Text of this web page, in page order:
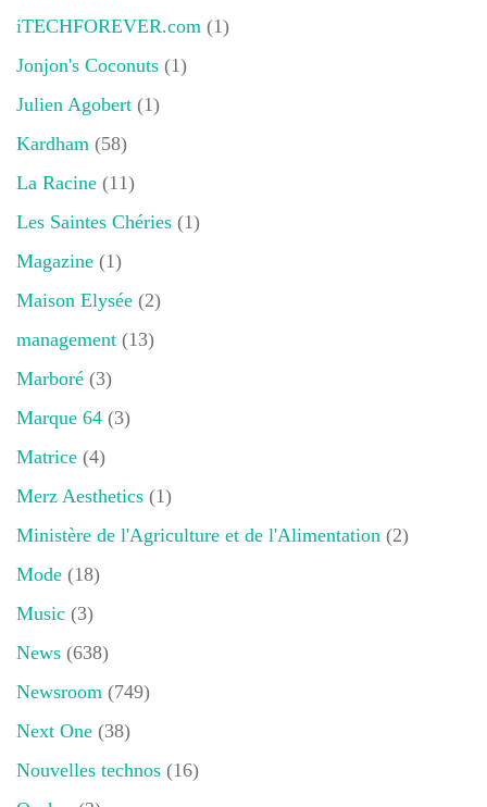
iTECHFOREVER.com (1)
Jonjon's Coconuts (1)
Julien Agobert (1)
Kardham (58)
La Racine (11)
Les Saintes Chéries (1)
Magazine (1)
Maison Elysée (2)
management (13)
Marboré (3)
Marque 64 (3)
Matrice (4)
Merz Aesthetics (1)
Ministère de l'Agriculture et de l'Alimentation (2)
Mode (18)
Music (3)
News (638)
Newsroom (749)
Next One (38)
Nouvelles technos (16)